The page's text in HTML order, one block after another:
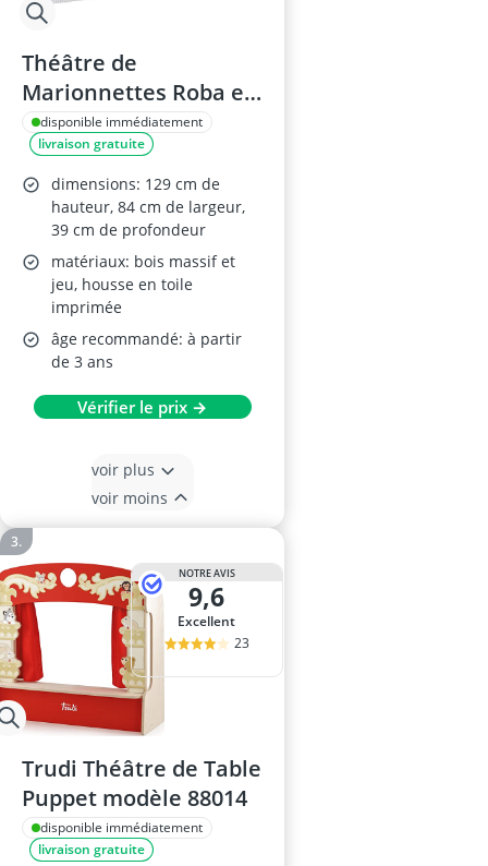
Théâtre de
Marionnettes Roba en
Bois et Tissu, Gris
disponible immédiatement
livraison gratuite
dimensions: 129 cm de
hauteur, 84 cm de largeur,
39 cm de profondeur
matériaux: bois massif et
jeu, housse en toile
imprimée
âge recommandé: à partir
de 3 ans
Vérifier le prix →
voir plus
voir moins
NOTRE AVIS
9,6
Excellent
23
Trudi Théâtre de Table
Puppet modèle 88014
disponible immédiatement
livraison gratuite